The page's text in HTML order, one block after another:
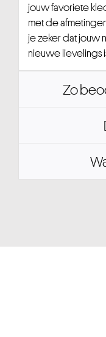
jouw favoriete
met de
je zeker dat jouw
nieuwe lievelings
Zo